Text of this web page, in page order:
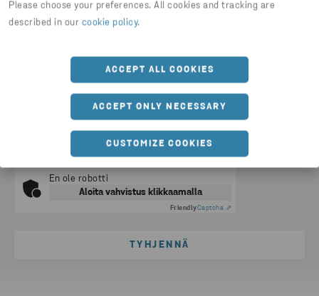
Please choose your preferences. All cookies and tracking are
described in our cookie policy.
ACCEPT ALL COOKIES
ACCEPT ONLY NECESSARY
CUSTOMIZE COOKIES
Rekisteröitymällä Stena Metall Groupin digitaalisiin kanaviin,
annat suostumuksen henkilötietojesi käsittelyyn
henkilötietojen käsittelyyn-sivulla kuvatulla tavalla.
Hyväksyn yllä mainitut ehdot
En ole robotti
Aloita vahvistus klikkaamalla
FriendlyCaptcha ⇗